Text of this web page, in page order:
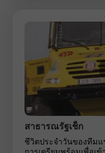
สาธารณรัฐเช็ก
ชีวิตประจำวันของทีม